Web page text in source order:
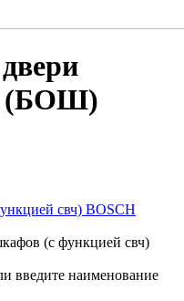
(БОШ)
свч) BOSCH
(с функцией свч)
введите наименование